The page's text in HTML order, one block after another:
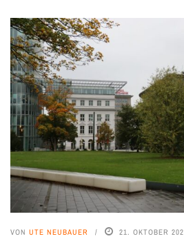
VON UTE NEUBAUER 21. OKTOBER